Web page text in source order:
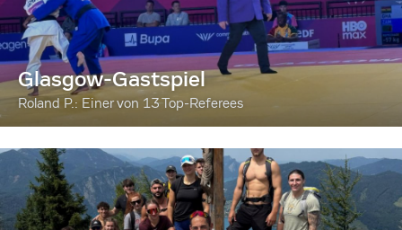
Glasgow-Gastspiel
Roland P.: Einer von 13 Top-Referees